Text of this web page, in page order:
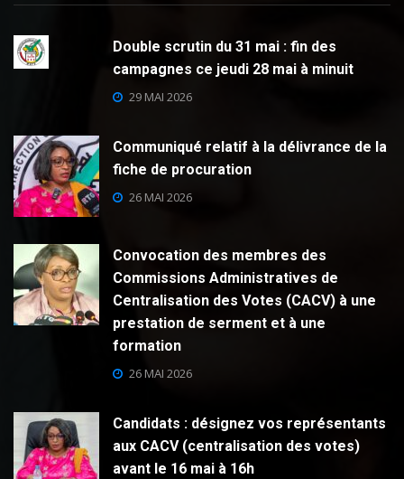
Double scrutin du 31 mai : fin des
campagnes ce jeudi 28 mai à minuit
29 MAI 2026
Communiqué relatif à la délivrance de la
fiche de procuration
26 MAI 2026
Convocation des membres des
Commissions Administratives de
Centralisation des Votes (CACV) à une
prestation de serment et à une
formation
26 MAI 2026
Candidats : désignez vos représentants
aux CACV (centralisation des votes)
avant le 16 mai à 16h